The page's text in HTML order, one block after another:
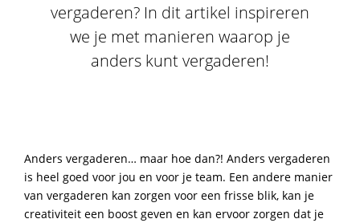
vergaderen? In dit artikel inspireren
we je met manieren waarop je
anders kunt vergaderen!
Anders vergaderen… maar hoe dan?! Anders vergaderen
is heel goed voor jou en voor je team. Een andere manier
van vergaderen kan zorgen voor een frisse blik, kan je
creativiteit een boost geven en kan ervoor zorgen dat je